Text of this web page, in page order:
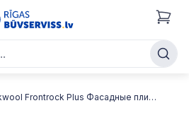
Rockwool Frontrock Plus Фасадные плиты из каменной ваты, для утепления наружных стен под штукатуркой